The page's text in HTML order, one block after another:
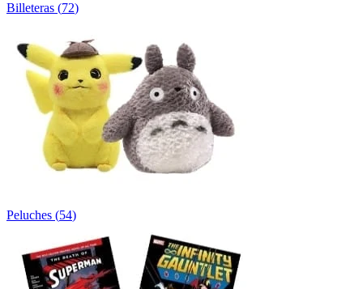
Billeteras (72)
Peluches (54)